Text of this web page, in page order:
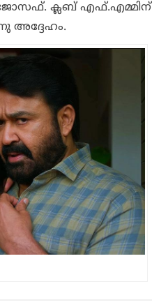
ക്ലബ് എഫ്.എമ്മിന്
അദ്ദേഹം.